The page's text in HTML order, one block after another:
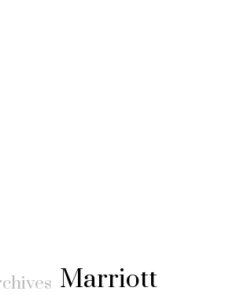
Marriott